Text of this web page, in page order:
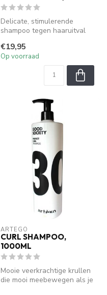
Delicate, stimulerende
shampoo tegen haaruitval
geble...
€19,95
Op voorraad
ARTEGO
CURL SHAMPOO,
1000ML
Mooie veerkrachtige krullen
die mooi meebewegen als je